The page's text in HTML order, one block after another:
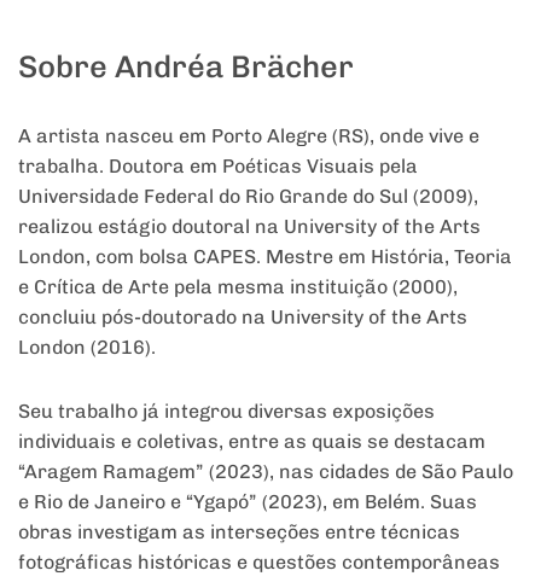
Sobre Andréa Brächer
A artista nasceu em Porto Alegre (RS), onde vive e
trabalha. Doutora em Poéticas Visuais pela
Universidade Federal do Rio Grande do Sul (2009),
realizou estágio doutoral na University of the Arts
London, com bolsa CAPES. Mestre em História, Teoria
e Crítica de Arte pela mesma instituição (2000),
concluiu pós-doutorado na University of the Arts
London (2016).
Seu trabalho já integrou diversas exposições
individuais e coletivas, entre as quais se destacam
“Aragem Ramagem” (2023), nas cidades de São Paulo
e Rio de Janeiro e “Ygapó” (2023), em Belém. Suas
obras investigam as interseções entre técnicas
fotográficas históricas e questões contemporâneas